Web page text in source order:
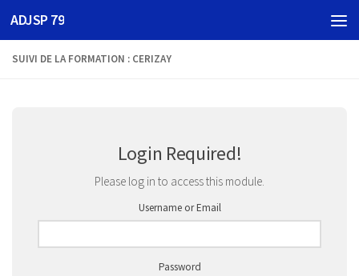
Skip to content
ADJSP 79
SUIVI DE LA FORMATION : CERIZAY
Login Required!
Please log in to access this module.
Username or Email
Password